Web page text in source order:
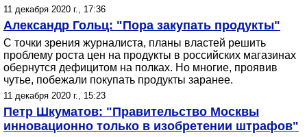
11 декабря 2020 г., 17:36
Александр Гольц: "Пора закупать продукты"
С точки зрения журналиста, планы властей решить
проблему роста цен на продукты в российских магазинах
обернутся дефицитом на полках. Но многие, проявив
чутье, побежали покупать продукты заранее.
11 декабря 2020 г., 15:23
Петр Шкуматов: "Правительство Москвы
инновационно только в изобретении штрафов"